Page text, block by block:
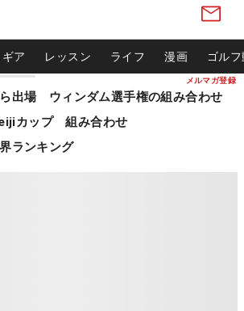
メルマガ登録
ギア レッスン ライフ 漫画 ゴル
出場 ウィンダム選手権の組み合わせ
カップ 組み合わせ
ランキング